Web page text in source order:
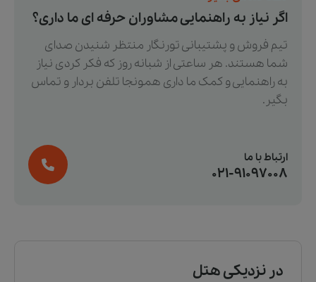
اگر نیاز به راهنمایی مشاوران حرفه ای ما داری؟
تیم فروش و پشتیبانی تورنگار منتظر شنیدن صدای
شما هستند. هر ساعتی از شبانه روز که فکر کردی نیاز
به راهنمایی و کمک ما داری همونجا تلفن بردار و تماس
بگیر.
ارتباط با ما
021-91097008
در نزدیکی هتل